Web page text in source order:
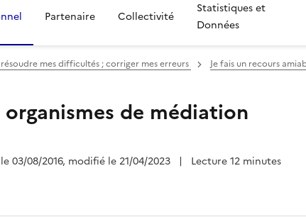
Partenaire Collectivité
Statistiques et
Données
mes difficultés ; corriger mes erreurs Je fais un recours
organismes de médiation
03/08/2016, modifié le 21/04/2023 | Lecture 12 minutes